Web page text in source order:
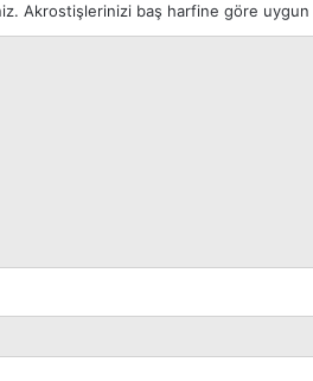
Akrostişlerinizi baş harfine göre uygun